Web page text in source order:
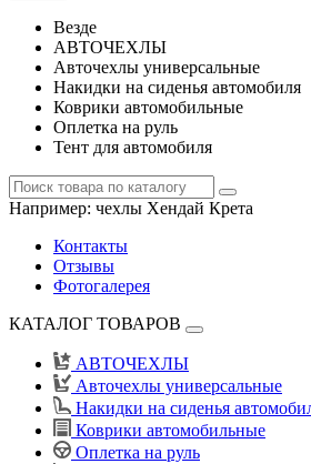
Везде
АВТОЧЕХЛЫ
Авточехлы универсальные
Накидки на сиденья автомобиля
Коврики автомобильные
Оплетка на руль
Тент для автомобиля
Например: чехлы Хендай Крета
Контакты
Отзывы
Фотогалерея
КАТАЛОГ ТОВАРОВ
АВТОЧЕХЛЫ
Авточехлы универсальные
Накидки на сиденья
Коврики автомобильные
Оплетка на руль